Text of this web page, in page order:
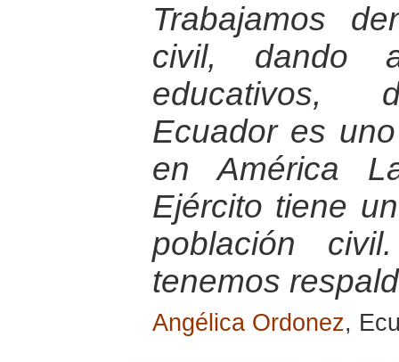
Trabajamos
civil, dando
educativos,
Ecuador es
en América
Ejército tiene
población
tenemos
Angélica Ordonez,